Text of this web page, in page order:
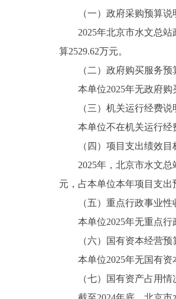
（一）政府采购预算说
2025年北京市水文总站政
算2529.62万元。
（二）政府购买服务预
本单位2025年无政府购
（三）机关运行经费说
本单位不在机关运行经
（四）项目支出绩效目
2025年，北京市水文总站
元，占本单位本年项目支出
（五）重点行政事业性
本单位2025年无重点行
（六）国有资本经营预
本单位2025年无国有资
（七）国有资产占用情